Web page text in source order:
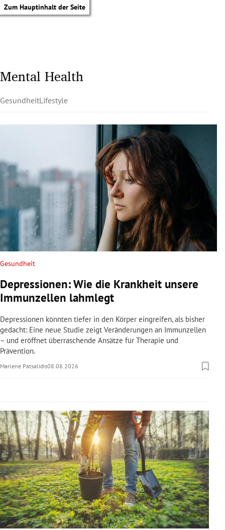
Zum Hauptinhalt der Seite
Untermenü
Untermenü
Untermenü
Untermenü
Untermenü
Untermenü
Untermenü
Mental Health
GesundheitLifestyle
Gesundheit
Depressionen: Wie die Krankheit unsere
Immunzellen lahmlegt
Depressionen könnten tiefer in den Körper eingreifen, als bisher
gedacht: Eine neue Studie zeigt Veränderungen an Immunzellen
– und eröffnet überraschende Ansätze für Therapie und
Prävention.
Marlene Patsalidis08.08.2026